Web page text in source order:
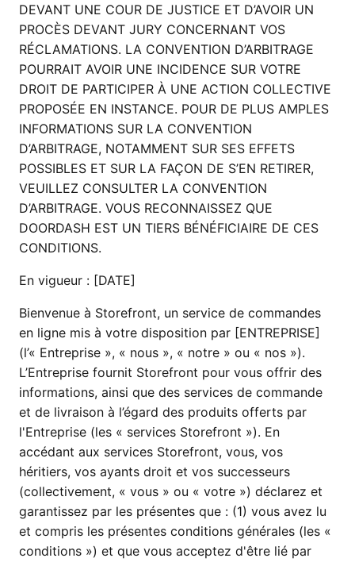
DEVANT UNE COUR DE JUSTICE ET D’AVOIR UN
PROCÈS DEVANT JURY CONCERNANT VOS
RÉCLAMATIONS. LA CONVENTION D’ARBITRAGE
POURRAIT AVOIR UNE INCIDENCE SUR VOTRE
DROIT DE PARTICIPER À UNE ACTION COLLECTIVE
PROPOSÉE EN INSTANCE. POUR DE PLUS AMPLES
INFORMATIONS SUR LA CONVENTION
D’ARBITRAGE, NOTAMMENT SUR SES EFFETS
POSSIBLES ET SUR LA FAÇON DE S’EN RETIRER,
VEUILLEZ CONSULTER LA CONVENTION
D’ARBITRAGE. VOUS RECONNAISSEZ QUE
DOORDASH EST UN TIERS BÉNÉFICIAIRE DE CES
CONDITIONS.
En vigueur : [DATE]
Bienvenue à Storefront, un service de commandes
en ligne mis à votre disposition par [ENTREPRISE]
(l’« Entreprise », « nous », « notre » ou « nos »).
L’Entreprise fournit Storefront pour vous offrir des
informations, ainsi que des services de commande
et de livraison à l’égard des produits offerts par
l'Entreprise (les « services Storefront »). En
accédant aux services Storefront, vous, vos
héritiers, vos ayants droit et vos successeurs
(collectivement, « vous » ou « votre ») déclarez et
garantissez par les présentes que : (1) vous avez lu
et compris les présentes conditions générales (les «
conditions ») et que vous acceptez d'être lié par